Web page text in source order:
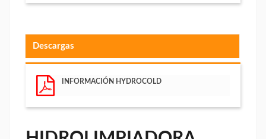
Descargas
INFORMACIÓN HYDROCOLD